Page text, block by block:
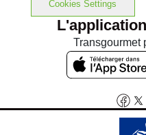
Cookies Settings
Transgourmet